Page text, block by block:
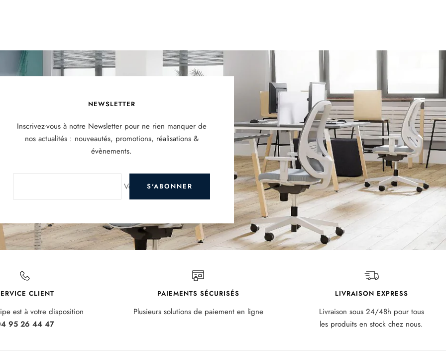
NEWSLETTER
Inscrivez-vous à notre Newsletter pour ne rien manquer de
nos actualités : nouveautés, promotions, réalisations &
évènements.
Votre e-mailS'ABONNER
CLIENT
est à votre disposition
95 26 44 47
PAIEMENTS SÉCURISÉS
Plusieurs solutions de paiement en ligne
LIVRAISON EXPRESS
Livraison sous 24/48h pour tous
les produits en stock chez nous.